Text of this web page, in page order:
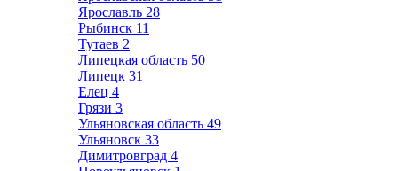
Ярославль 28
Рыбинск 11
Тутаев 2
Липецкая область 50
Липецк 31
Елец 4
Грязи 3
Ульяновская область 49
Ульяновск 33
Димитровград 4